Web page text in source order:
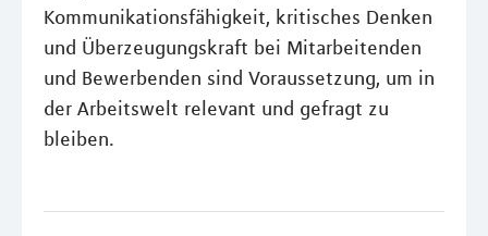
Kommunikationsfähigkeit, kritisches Denken
und Überzeugungskraft bei Mitarbeitenden
und Bewerbenden sind Voraussetzung, um in
der Arbeitswelt relevant und gefragt zu
bleiben.